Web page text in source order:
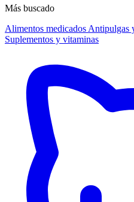
Más buscado
Alimentos medicados Antipulgas
Suplementos y vitaminas